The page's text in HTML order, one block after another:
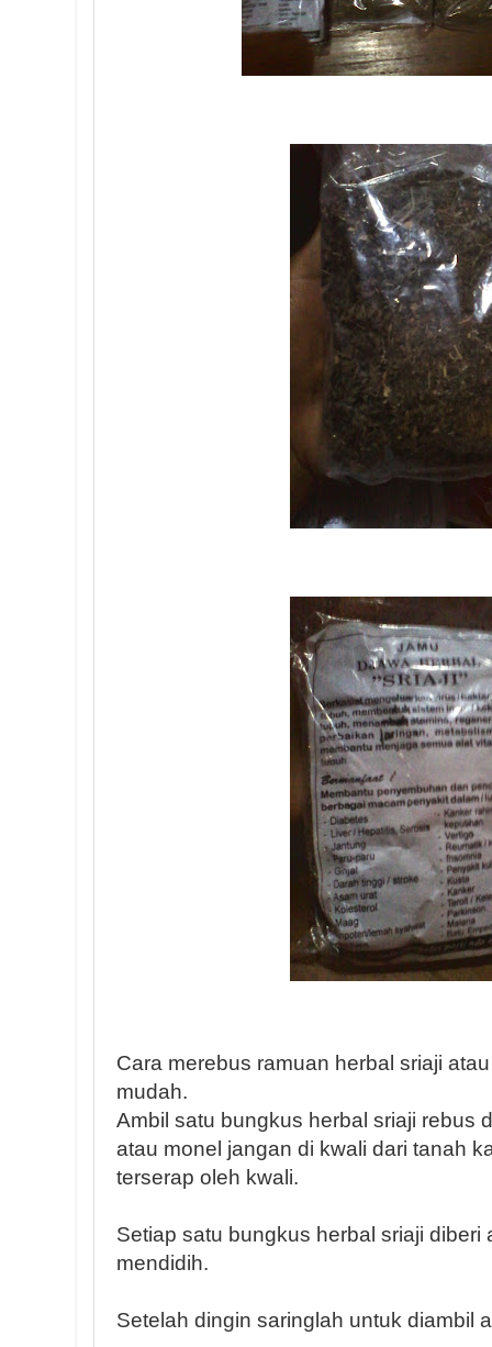
Cara merebus ramuan herbal sriaji
mudah.
Ambil satu bungkus herbal sriaji rebus
atau monel jangan di kwali dari tanah
terserap oleh kwali.
Setiap satu bungkus herbal sriaji diberi
mendidih.
Setelah dingin saringlah untuk diambil